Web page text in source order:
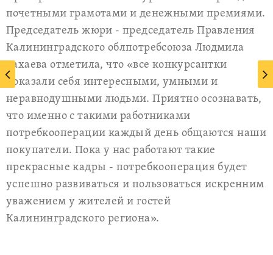
почетными грамотами и денежными премиями.
Председатель жюри - председатель Правления
Калининградского облпотребсоюза Людмила
Рахаева отметила, что «все конкурсантки
показали себя интересными, умными и
неравнодушными людьми. Приятно осознавать,
что именно с такими работниками
потребкооперации каждый день общаются наши
покупатели. Пока у нас работают такие
прекрасные кадры - потребкооперация будет
успешно развиваться и пользоваться искренним
уважением у жителей и гостей
Калининградского региона».